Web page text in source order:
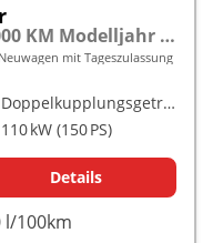
Style / 10 J. Garantie 200.000 KM Modelljahr 2027 2.0 TDI 150 PS DSG frei konfigurierbar!
Neuwagen mit Tageszulassung
Doppelkupplungsgetriebe (DSG)
110 kW (150 PS)
Details
l/100km